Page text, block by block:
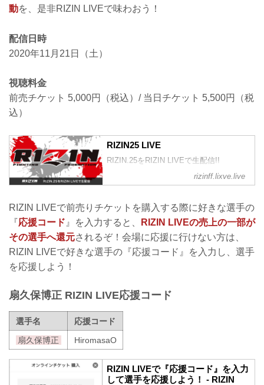
動を、是非RIZIN LIVEで味わおう！
配信日時
2020年11月21日（土）
視聴料金
前売チケット 5,000円（税込）/ 当日チケット 5,500円（税
込）
RIZIN25 LIVE
RIZIN.25をRIZIN LIVEで生配信!!
rizinff.lixve.live
RIZIN LIVEで前売りチケットを購入する際に好きな選手の
『応援コード』を入力すると、
RIZIN LIVEの売上の一部が
その選手へ還元されるぞ！会場に応援に行けない方は、
RIZIN LIVEで好きな選手の『応援コード』を入力し、選手
を応援しよう！
扇久保博正 RIZIN LIVE応援コード
選手名
応援コード
扇久保博正
HiromasaO
RIZIN LIVEで『応援コード』を入力
して選手を応援しよう！ - RIZIN